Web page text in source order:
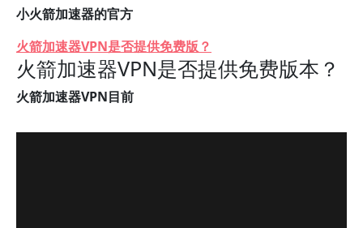
小火箭加速器的官方
火箭加速器VPN是否提供免费版？
火箭加速器VPN是否提供免费版本？
火箭加速器VPN目前